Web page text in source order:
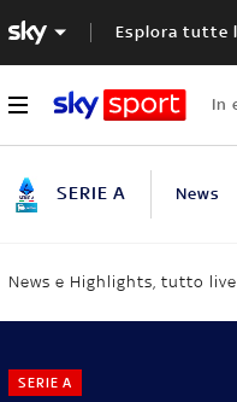
Esplora tutte
In
SERIE A News
News e Highlights, tutto
SERIE A